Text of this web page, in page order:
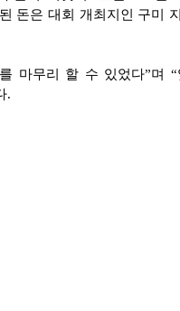
돈은 대회 개최지인 구미
마무리 할 수 있었다”며
.